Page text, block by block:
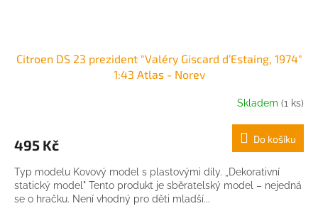
Citroen DS 23 prezident "Valéry Giscard d’Estaing, 1974"
1:43 Atlas - Norev
Skladem (1 ks)
495 Kč Do košíku
Typ modelu Kovový model s plastovými díly. „Dekorativní
statický model" Tento produkt je sběratelský model – nejedná
se o hračku. Není vhodný pro děti mladší...